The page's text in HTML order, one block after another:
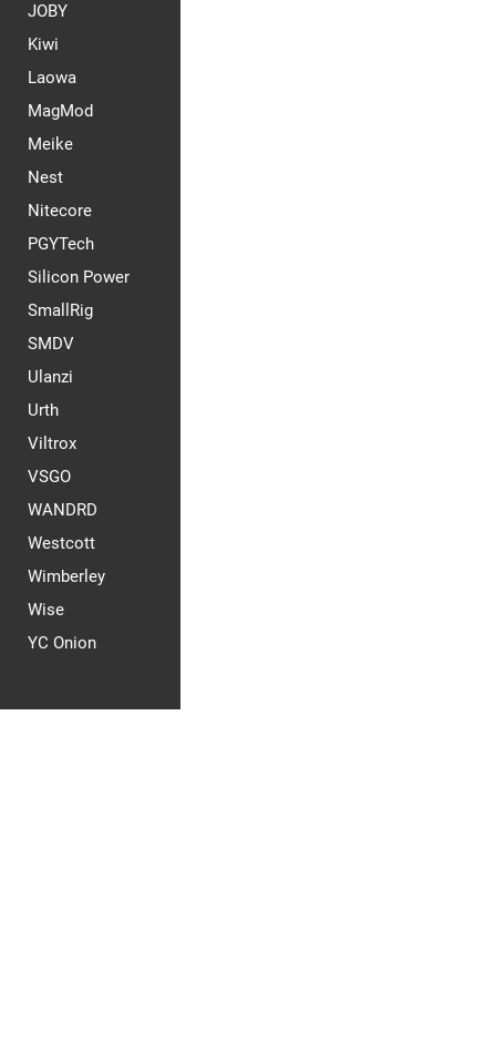
JOBY
Kiwi
Laowa
MagMod
Meike
Nest
Nitecore
PGYTech
Silicon Power
SmallRig
SMDV
Ulanzi
Urth
Viltrox
VSGO
WANDRD
Westcott
Wimberley
Wise
YC Onion